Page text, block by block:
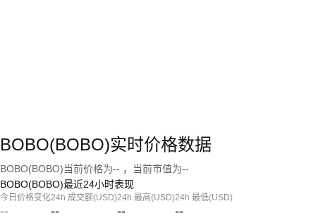
BOBO(BOBO)实时价格数据
BOBO(BOBO)当前价格为-- ，当前市值为--
BOBO(BOBO)最近24小时表现
今日价格变化
--
24h 成交额(USD)
--
24h 最高(USD)
--
24h 最低(USD)
--